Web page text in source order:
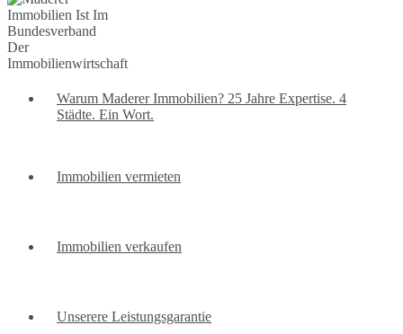
Warum Maderer Immobilien? 25 Jahre Expertise. 4
Städte. Ein Wort.
Immobilien vermieten
Immobilien verkaufen
Unserere Leistungsgarantie